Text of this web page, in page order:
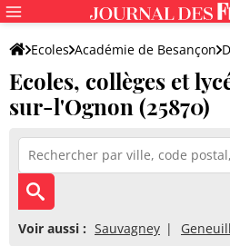
Ecoles Académie de Besançon
Ecoles, collèges et
sur-l'Ognon (25870)
Voir aussi : Sauvagney